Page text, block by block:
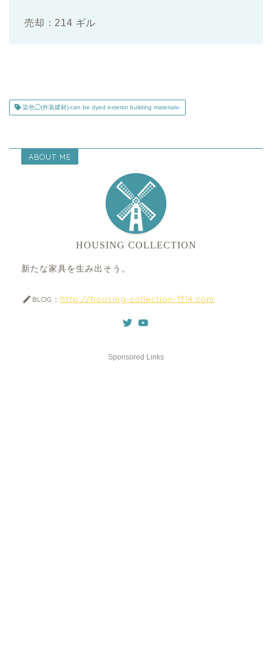
売却：214 ギル
染色◯(外装建材)-can be dyed exterior building materials-
ABOUT ME
HOUSING COLLECTION
新たな家具を生み出そう。
BLOG： http://housing-collection-ff14.com
Sponsored Links